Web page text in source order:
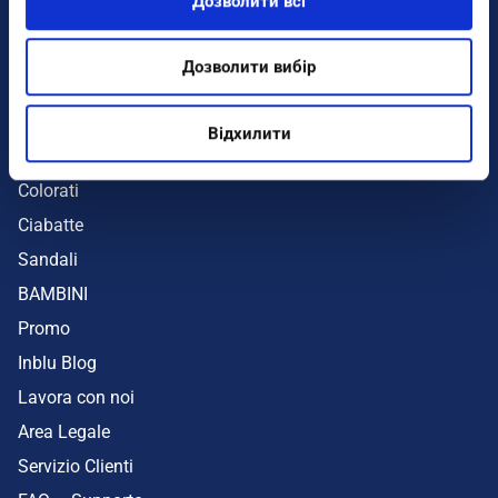
Дозволити вибір
Відхилити
UOMO
Colorati
Ciabatte
Sandali
BAMBINI
Promo
Inblu Blog
Lavora con noi
Area Legale
Servizio Clienti